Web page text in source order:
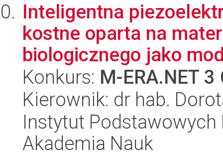
Inteligentna
kostne oparta na
biologicznego jako
Konkurs: M-ERA.NET
Kierownik: dr hab.
Instytut
Akademia Nauk